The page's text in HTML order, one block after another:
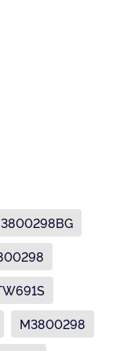
3800298BG
M3800298